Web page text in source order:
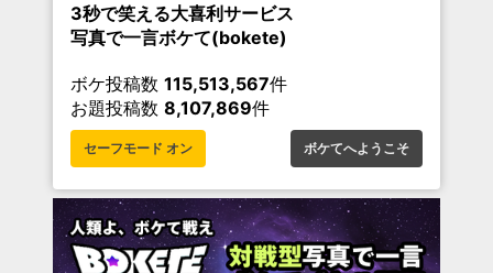
3秒で笑える大喜利サービス
写真で一言ボケて(bokete)
ボケ投稿数 115,513,567件
お題投稿数 8,107,869件
セーフモード オン ボケてへようこそ